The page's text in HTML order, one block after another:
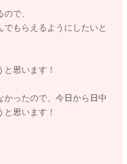
ん。
がり方が変わってくれるこ
で、
もらえるようにしたいと
思います！
ったので、今日から日中
思います！